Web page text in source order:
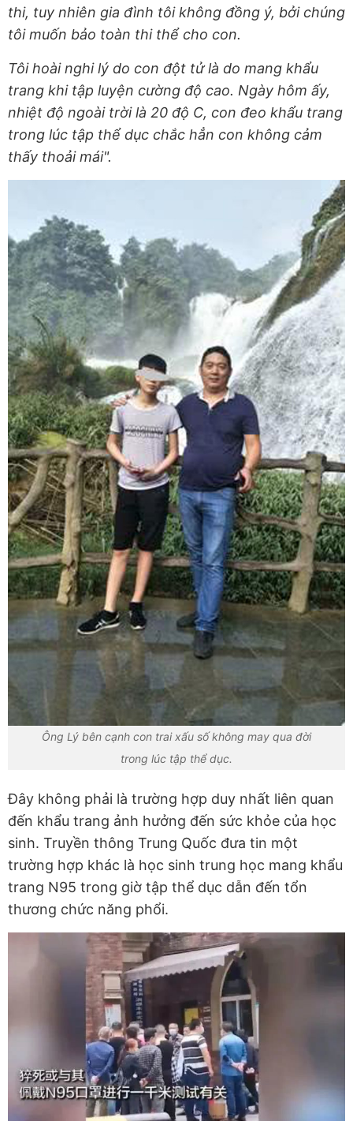
thi, tuy nhiên gia đình tôi không đồng ý, bởi chúng
tôi muốn bảo toàn thi thể cho con.
Tôi hoài nghi lý do con đột tử là do mang khẩu
trang khi tập luyện cường độ cao. Ngày hôm ấy,
nhiệt độ ngoài trời là 20 độ C, con đeo khẩu trang
trong lúc tập thể dục chắc hẳn con không cảm
thấy thoải mái".
Ông Lý bên cạnh con trai xấu số không may qua đời
trong lúc tập thể dục.
Đây không phải là trường hợp duy nhất liên quan
đến khẩu trang ảnh hưởng đến sức khỏe của học
sinh. Truyền thông Trung Quốc đưa tin một
trường hợp khác là học sinh trung học mang khẩu
trang N95 trong giờ tập thể dục dẫn đến tổn
thương chức năng phổi.